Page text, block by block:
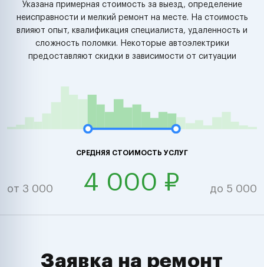
Указана примерная стоимость за выезд, определение
неисправности и мелкий ремонт на месте. На стоимость
влияют опыт, квалификация специалиста, удаленность и
сложность поломки. Некоторые автоэлектрики
предоставляют скидки в зависимости от ситуации
СРЕДНЯЯ СТОИМОСТЬ УСЛУГ
от 3 000 4 000 ₽ до 5 000
Заявка на ремонт